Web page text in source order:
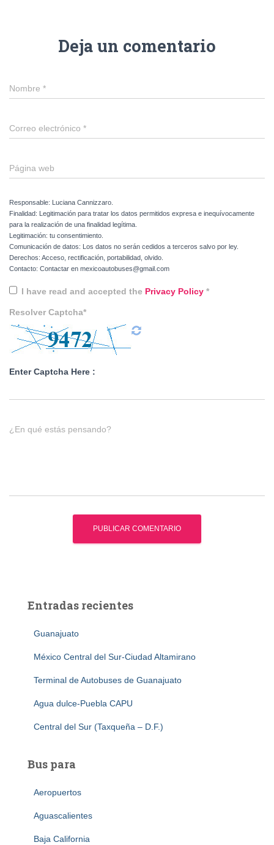
Deja un comentario
Nombre *
Correo electrónico *
Página web
Responsable: Luciana Cannizzaro.
Finalidad: Legitimación para tratar los datos permitidos expresa e inequívocamente
para la realización de una finalidad legítima.
Legitimación: tu consentimiento.
Comunicación de datos: Los datos no serán cedidos a terceros salvo por ley.
Derechos: Acceso, rectificación, portabilidad, olvido.
Contacto: Contactar en mexicoautobuses@gmail.com
I have read and accepted the Privacy Policy *
Resolver Captcha*
Enter Captcha Here :
¿En qué estás pensando?
Entradas recientes
Guanajuato
México Central del Sur-Ciudad Altamirano
Terminal de Autobuses de Guanajuato
Agua dulce-Puebla CAPU
Central del Sur (Taxqueña – D.F.)
Bus para
Aeropuertos
Aguascalientes
Baja California